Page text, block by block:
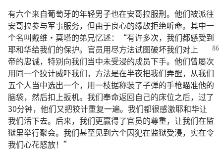
有六个来自葡萄牙的年轻男子也在安哥拉服刑。他们被派往
安哥拉参与军事服务，但由于良心的缘故拒绝听命。其中一
个名叫戴维·莫塔的弟兄忆述：“有许多次，我们都感受到
耶和华给我们的保护。官员用尽方法试图破坏我们对上
帝的忠诚，特别向我们当中未受浸的成员下手。他们曾屡次
用同一个狡计威吓我们，方法是在半夜把我们弄醒，从我们
五个人当中选出一个，用一枝据称装了子弹的手枪瞄准他的
脑袋，然后扣上扳机。我们奉命返回自己的床位之后，过了
30分钟，他们又把狡计重复一遍。我们都很感激耶和华让
我们活下去。后来，我们更赢得了官员的尊重，让我们在监
狱里举行聚会。我们甚至见到六个囚犯在监狱受浸，实在令
我们心花怒放！”